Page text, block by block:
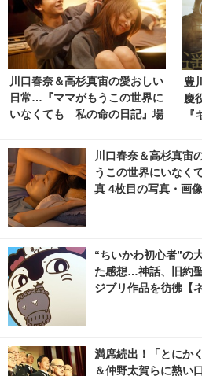
川口春奈＆高杉真宙の愛おしい
日常…『ママがもうこの世界に
いなくても 私の命の日記』場
豊
慶
川口春奈＆高杉真宙
うこの世界にいなく
真 4枚目の写真・画
“ちいかわ初心者”の
た感想…神話、旧約
ジブリ作品を彷彿【
満席続出！「とにか
＆仲野太賀らに熱い